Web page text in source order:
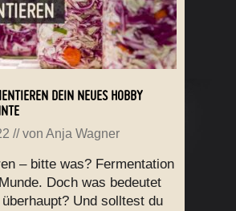
DEIN NEUES HOBBY
// von Anja Wagner
– bitte was? Fermentation
Doch was bedeutet
Und solltest du